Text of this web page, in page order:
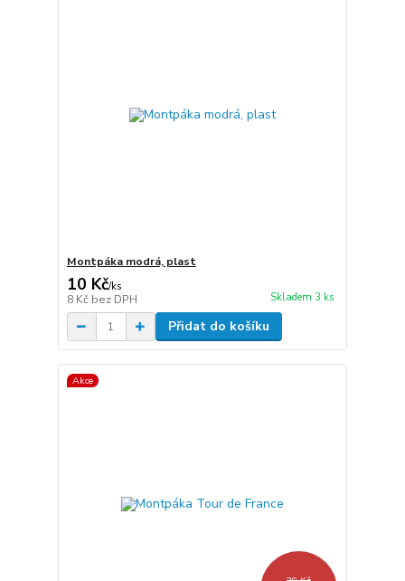
Montpáka modrá, plast
10 Kč/ks
8 Kč bez DPH Skladem 3 ks
Přidat do košíku
Akce